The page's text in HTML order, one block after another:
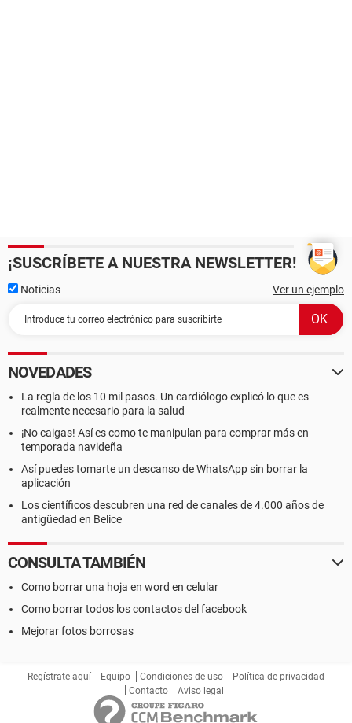
¡SUSCRÍBETE A NUESTRA NEWSLETTER!
Noticias Ver un ejemplo
NOVEDADES
La regla de los 10 mil pasos. Un cardiólogo explicó lo que es
realmente necesario para la salud
¡No caigas! Así es como te manipulan para comprar más en
temporada navideña
Así puedes tomarte un descanso de WhatsApp sin borrar la
aplicación
Los científicos descubren una red de canales de 4.000 años de
antigüedad en Belice
CONSULTA TAMBIÉN
Como borrar una hoja en word en celular
Como borrar todos los contactos del facebook
Mejorar fotos borrosas
Regístrate aquí Equipo Condiciones de uso
Política de privacidad
Contacto
Aviso legal